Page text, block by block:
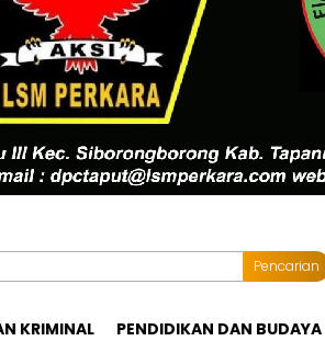
Pencarian
KRIMINAL PENDIDIKAN DAN BUDAYA